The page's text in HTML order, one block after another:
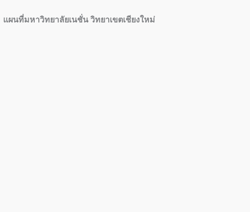
แผนที่มหาวิทยาลัยเนชั่น วิทยาเขตเชียงใหม่